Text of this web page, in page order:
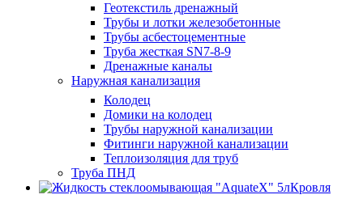
Геотекстиль дренажный
Трубы и лотки железобетонные
Трубы асбестоцементные
Труба жесткая SN7-8-9
Дренажные каналы
Наружная канализация
Колодец
Домики на колодец
Трубы наружной канализации
Фитинги наружной канализации
Теплоизоляция для труб
Труба ПНД
Кровля